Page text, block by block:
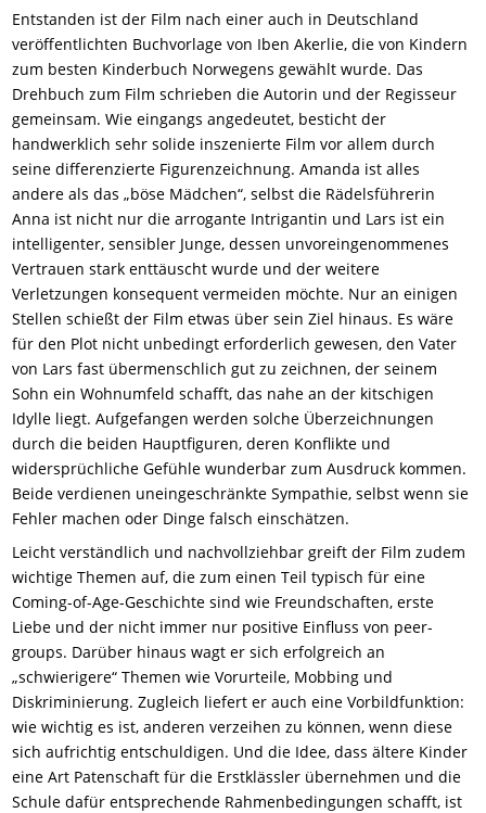
Entstanden ist der Film nach einer auch in Deutschland
veröffentlichten Buchvorlage von Iben Akerlie, die von Kindern
zum besten Kinderbuch Norwegens gewählt wurde. Das
Drehbuch zum Film schrieben die Autorin und der Regisseur
gemeinsam. Wie eingangs angedeutet, besticht der
handwerklich sehr solide inszenierte Film vor allem durch
seine differenzierte Figurenzeichnung. Amanda ist alles
andere als das „böse Mädchen“, selbst die Rädelsführerin
Anna ist nicht nur die arrogante Intrigantin und Lars ist ein
intelligenter, sensibler Junge, dessen unvoreingenommenes
Vertrauen stark enttäuscht wurde und der weitere
Verletzungen konsequent vermeiden möchte. Nur an einigen
Stellen schießt der Film etwas über sein Ziel hinaus. Es wäre
für den Plot nicht unbedingt erforderlich gewesen, den Vater
von Lars fast übermenschlich gut zu zeichnen, der seinem
Sohn ein Wohnumfeld schafft, das nahe an der kitschigen
Idylle liegt. Aufgefangen werden solche Überzeichnungen
durch die beiden Hauptfiguren, deren Konflikte und
widersprüchliche Gefühle wunderbar zum Ausdruck kommen.
Beide verdienen uneingeschränkte Sympathie, selbst wenn sie
Fehler machen oder Dinge falsch einschätzen.
Leicht verständlich und nachvollziehbar greift der Film zudem
wichtige Themen auf, die zum einen Teil typisch für eine
Coming-of-Age-Geschichte sind wie Freundschaften, erste
Liebe und der nicht immer nur positive Einfluss von peer-
groups. Darüber hinaus wagt er sich erfolgreich an
„schwierigere“ Themen wie Vorurteile, Mobbing und
Diskriminierung. Zugleich liefert er auch eine Vorbildfunktion:
wie wichtig es ist, anderen verzeihen zu können, wenn diese
sich aufrichtig entschuldigen. Und die Idee, dass ältere Kinder
eine Art Patenschaft für die Erstklässler übernehmen und die
Schule dafür entsprechende Rahmenbedingungen schafft, ist